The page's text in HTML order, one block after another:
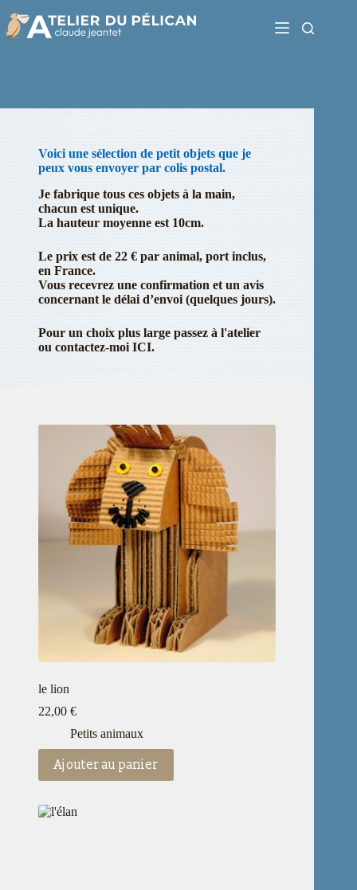
au
contenu
Voici une sélection de petit objets que je
peux vous envoyer par colis postal.
Je fabrique tous ces objets à la main,
chacun est unique.
La hauteur moyenne est 10cm.
Le prix est de 22 € par animal, port inclus,
en France.
Vous recevrez une confirmation et un avis
concernant le délai d’envoi (quelques jours).
Pour un choix plus large passez à l'atelier
ou contactez-moi ICI.
le lion
22,00 €
Petits animaux
Ajouter au panier